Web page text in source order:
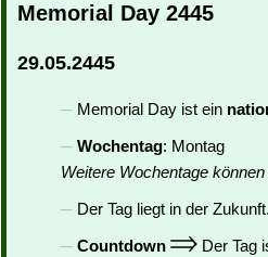
Memorial Day 2445
29.05.2445
Memorial Day ist ein
Wochentag: Montag
Weitere Wochentage
Der Tag liegt in der Zukunft.
Countdown
Der Tag